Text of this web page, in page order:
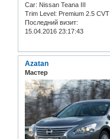
Car: Nissan Teana III
Trim Level: Premium 2.5 CVT
Последний визит:
15.04.2016 23:17:43
Azatan
Мастер